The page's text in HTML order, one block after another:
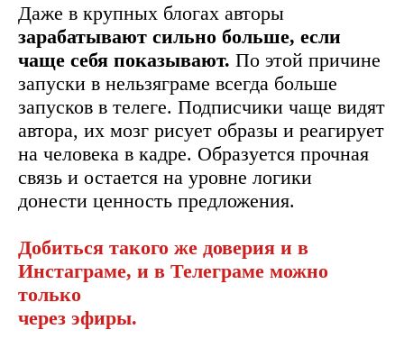
Даже в крупных блогах авторы
зарабатывают сильно больше, если
чаще себя показывают. По этой причине
запуски в нельзяграме всегда больше
запусков в телеге. Подписчики чаще видят
автора, их мозг рисует образы и реагирует
на человека в кадре. Образуется прочная
связь и остается на уровне логики
донести ценность предложения.
Добиться такого же доверия и в
Инстаграме, и в Телеграме можно
только
через эфиры.